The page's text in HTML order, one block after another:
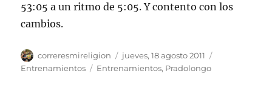
53:05 a un ritmo de 5:05. Y contento con los
cambios.
Autor
correresmireligion
Publicado
el
jueves, 18 agosto 2011
Entrenamientos
Etiquetas
Entrenamientos, Pradolongo